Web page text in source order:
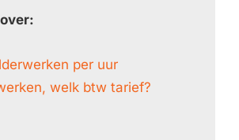
per uur
welk btw tarief?